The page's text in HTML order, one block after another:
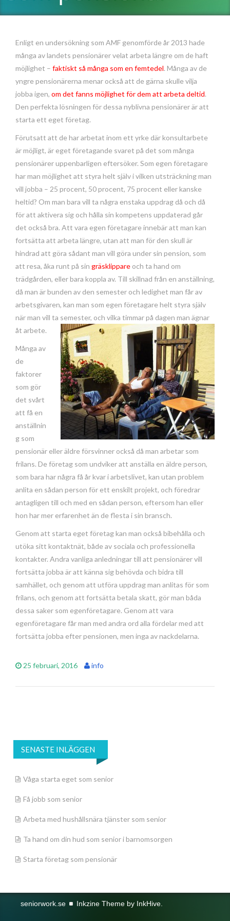
Enligt en undersökning som AMF genomförde år 2013 hade
många av landets pensionärer velat arbeta längre om de haft
möjlighet – faktiskt så många som en femtedel. Många av de
yngre pensionärerna menar också att de gärna skulle vilja
jobba igen, om det fanns möjlighet för dem att arbeta deltid.
Den perfekta lösningen för dessa nyblivna pensionärer är att
starta ett eget företag.
Förutsatt att de har arbetat inom ett yrke där konsultarbete
är möjligt, är eget företagande svaret på det som många
pensionärer uppenbarligen eftersöker. Som egen företagare
har man möjlighet att styra helt själv i vilken utsträckning man
vill jobba – 25 procent, 50 procent, 75 procent eller kanske
heltid? Om man bara vill ta några enstaka uppdrag då och då
för att aktivera sig och hålla sin kompetens uppdaterad går
det också bra. Att vara egen företagare innebär att man kan
fortsätta att arbeta längre, utan att man för den skull är
hindrad att göra sådant man vill göra under sin pension, som
att resa, åka runt på sin gräsklippare och ta hand om
trädgården, eller bara koppla av. Till skillnad från en anställning,
då man är bunden av den semester och ledighet man får av
arbetsgivaren, kan man som egen företagare helt styra själv
när man vill ta semester, och vilka timmar på dagen man ägnar
åt arbete.
Många av
de
faktorer
som gör
det svårt
att få en
anställnin
g som
pensionär eller äldre försvinner också då man arbetar som
frilans. De företag som undviker att anställa en äldre person,
som bara har några få år kvar i arbetslivet, kan utan problem
anlita en sådan person för ett enskilt projekt, och föredrar
antagligen till och med en sådan person, eftersom han eller
hon har mer erfarenhet än de flesta i sin bransch.
Genom att starta eget företag kan man också bibehålla och
utöka sitt kontaktnät, både av sociala och professionella
kontakter. Andra vanliga anledningar till att pensionärer vill
fortsätta jobba är att känna sig behövda och bidra till
samhället, och genom att utföra uppdrag man anlitas för som
frilans, och genom att fortsätta betala skatt, gör man båda
dessa saker som egenföretagare. Genom att vara
egenföretagare får man med andra ord alla fördelar med att
fortsätta jobba efter pensionen, men inga av nackdelarna.
25 februari, 2016 info
SENASTE INLÄGGEN
Våga starta eget som senior
Få jobb som senior
Arbeta med hushållsnära tjänster som senior
Ta hand om din hud som senior i barnomsorgen
Starta företag som pensionär
seniorwork.se Inkzine Theme by InkHive